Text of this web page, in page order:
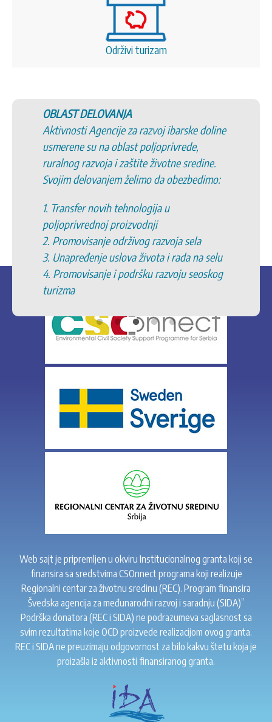
Održivi turizam
OBLAST DELOVANJA
Aktivnosti Agencije za razvoj ibarske doline
usmerene su na oblast poljoprivrede,
ruralnog razvoja i zaštite životne sredine.
Svojim delovanjem želimo da obezbedimo:
1. Transfer novih tehnologija u
poljoprivrednoj proizvodnji
2. Promovisanje održivog razvoja sela
3. Unapređenje uslova života i rada na selu
4. Promovisanje i podršku razvoju seoskog
turizma
Web sajt je pripremljen u okviru Institucionalnog granta koji se
finansira sa sredstvima CSOnnect programa koji realizuje
Regionalni centar za životnu sredinu (REC). Program finansira
Švedska agencija za međunarodni razvoj i saradnju (SIDA)”
Podrška donatora (REC i SIDA) ne podrazumeva saglasnost sa
svim rezultatima koje OCD proizvede realizacijom ovog granta.
REC i SIDA ne preuzimaju odgovornost za bilo kakvu štetu koja je
proizašla iz aktivnosti finansiranog granta.